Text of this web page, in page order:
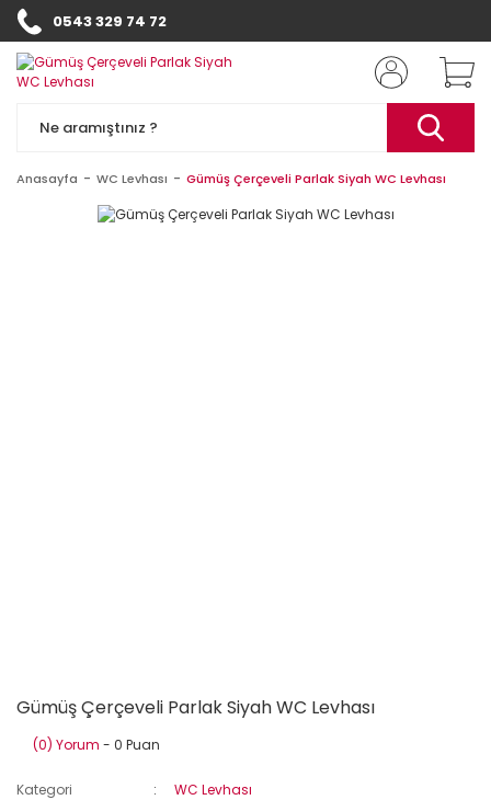
0543 329 74 72
Anasayfa WC Levhası Gümüş Çerçeveli Parlak Siyah WC Levhası
Gümüş Çerçeveli Parlak Siyah WC Levhası
(0) Yorum - 0 Puan
Kategori
WC Levhası